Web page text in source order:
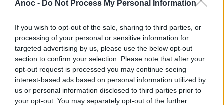
Anoc - Do Not Process My Personal Information
If you wish to opt-out of the sale, sharing to third parties, or
processing of your personal or sensitive information for
targeted advertising by us, please use the below opt-out
section to confirm your selection. Please note that after your
opt-out request is processed you may continue seeing
interest-based ads based on personal information utilized by
us or personal information disclosed to third parties prior to
your opt-out. You may separately opt-out of the further
LIEU
400 Avenue Marcel Dassault
34170 Castelnau le Lez
Calcul d'itinéraire
TARIFS
La séance Enfant (-10 ans) : 12€
La séance adulte : 16€